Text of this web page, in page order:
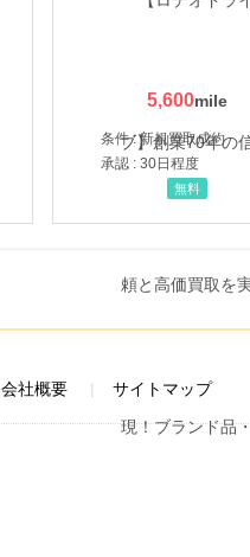
5,600
条件 : 新規買取成約
承認 : 30日程度
無料
会社概要 サイトマップ